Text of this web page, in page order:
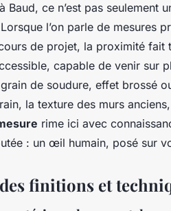
Baud, ce n’est pas seulement
l’on parle de mesures
de projet, la proximité
capable de venir sur
de soudure, effet brossé
la texture des murs
rime ici avec
: un œil humain, posé sur
finitions et